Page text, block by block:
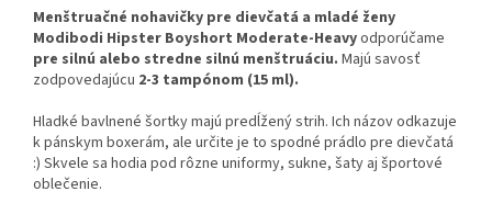
Menštruačné nohavičky pre dievčatá a mladé ženy
Modibodi Hipster Boyshort Moderate-Heavyodporúčame
pre silnú alebo stredne silnú menštruáciu. Majú savosť
zodpovedajúcu 2-3 tampónom (15 ml).
Hladké bavlnené šortky majú predĺžený strih. Ich názov odkazuje
k pánskym boxerám, ale určite je to spodné prádlo pre dievčatá
:) Skvele sa hodia pod rôzne uniformy, sukne, šaty aj športové
oblečenie.